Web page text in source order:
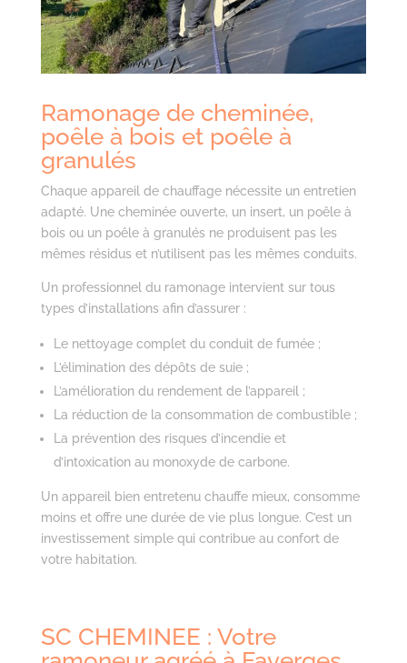
Ramonage de cheminée,
poêle à bois et poêle à
granulés
Chaque appareil de chauffage nécessite un entretien
adapté. Une cheminée ouverte, un insert, un poêle à
bois ou un poêle à granulés ne produisent pas les
mêmes résidus et n’utilisent pas les mêmes conduits.
Un professionnel du ramonage intervient sur tous
types d’installations afin d’assurer :
Le nettoyage complet du conduit de fumée ;
L’élimination des dépôts de suie ;
L’amélioration du rendement de l’appareil ;
La réduction de la consommation de combustible ;
La prévention des risques d’incendie et
d’intoxication au monoxyde de carbone.
Un appareil bien entretenu chauffe mieux, consomme
moins et offre une durée de vie plus longue. C’est un
investissement simple qui contribue au confort de
votre habitation.
SC CHEMINEE : Votre